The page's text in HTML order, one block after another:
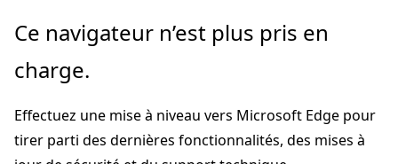
Passer
directement
au
principal
Ce navigateur n’est plus pris en
charge.
Effectuez une mise à niveau vers Microsoft Edge pour
tirer parti des dernières fonctionnalités, des mises à